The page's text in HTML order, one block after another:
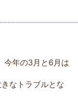
今年の3月と6月は
なトラブルとな